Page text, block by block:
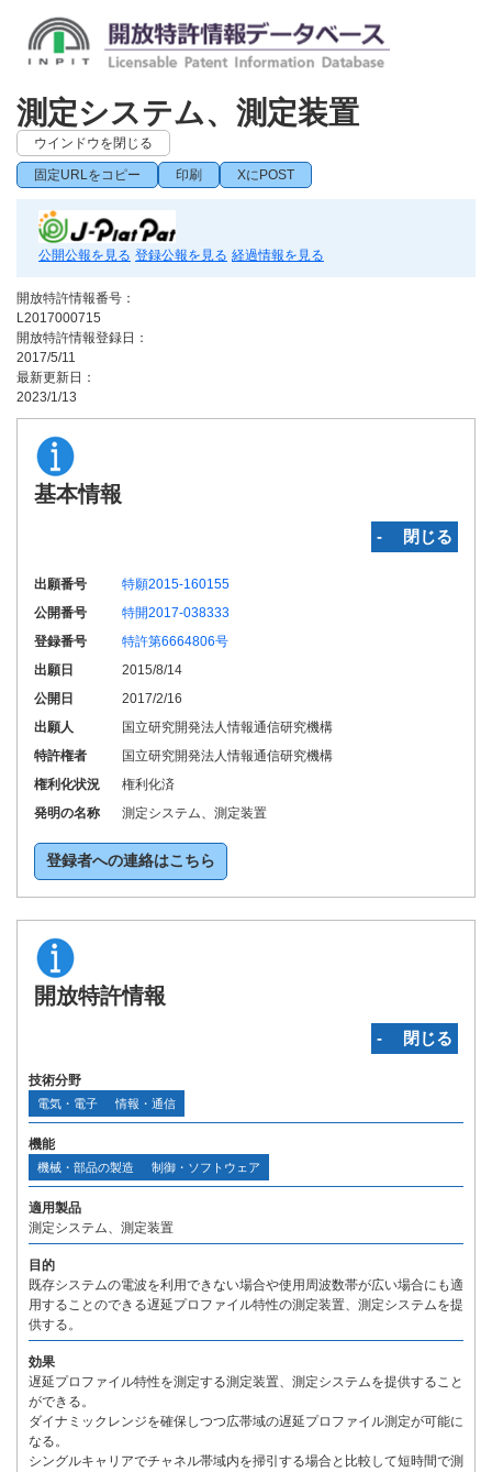
測定システム、測定装置
ウインドウを閉じる
固定URLをコピー 印刷 XにPOST
公開公報を見る 登録公報を見る 経過情報を見る
開放特許情報番号：
L2017000715
開放特許情報登録日：
2017/5/11
最新更新日：
2023/1/13
基本情報
‐ 閉じる
出願番号
特願2015-160155
公開番号
特開2017-038333
登録番号
特許第6664806号
出願日
2015/8/14
公開日
2017/2/16
出願人
国立研究開発法人情報通信研究機構
特許権者
国立研究開発法人情報通信研究機構
権利化状況
権利化済
発明の名称
測定システム、測定装置
登録者への連絡はこちら
開放特許情報
‐ 閉じる
技術分野
電気・電子 情報・通信
機能
機械・部品の製造 制御・ソフトウェア
適用製品
測定システム、測定装置
目的
既存システムの電波を利用できない場合や使用周波数帯が広い場合にも適
用することのできる遅延プロファイル特性の測定装置、測定システムを提
供する。
効果
遅延プロファイル特性を測定する測定装置、測定システムを提供すること
ができる。
ダイナミックレンジを確保しつつ広帯域の遅延プロファイル測定が可能に
なる。
シングルキャリアでチャネル帯域内を掃引する場合と比較して短時間で測